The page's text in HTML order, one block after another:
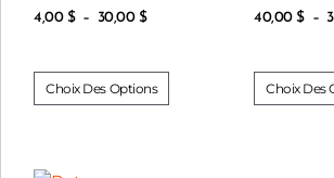
4,00 $ – 30,00 $
Choix Des Options
40,00$ –
Choix Des